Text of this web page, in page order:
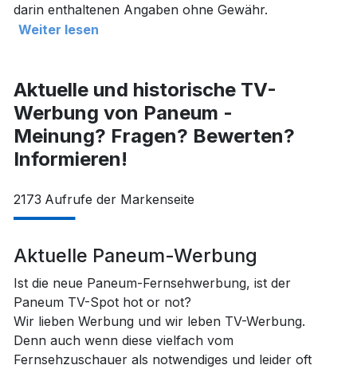
darin enthaltenen Angaben ohne Gewähr.
Weiter lesen
Aktuelle und historische TV-
Werbung von Paneum -
Meinung? Fragen? Bewerten?
Informieren!
2173 Aufrufe der Markenseite
Aktuelle Paneum-Werbung
Ist die neue Paneum-Fernsehwerbung, ist der
Paneum TV-Spot hot or not?
Wir lieben Werbung und wir leben TV-Werbung.
Denn auch wenn diese vielfach vom
Fernsehzuschauer als notwendiges und leider oft